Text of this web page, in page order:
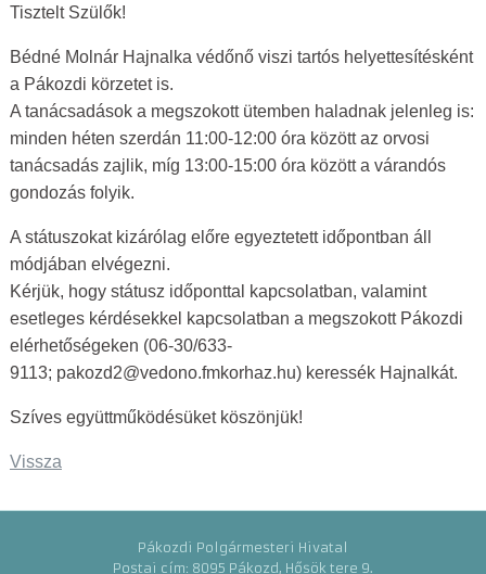
Tisztelt Szülők!
Bédné Molnár Hajnalka védőnő viszi tartós helyettesítésként
a Pákozdi körzetet is.
A tanácsadások a megszokott ütemben haladnak jelenleg is:
minden héten szerdán 11:00-12:00 óra között az orvosi
tanácsadás zajlik, míg 13:00-15:00 óra között a várandós
gondozás folyik.
A státuszokat kizárólag előre egyeztetett időpontban áll
módjában elvégezni.
Kérjük, hogy státusz időponttal kapcsolatban, valamint
esetleges kérdésekkel kapcsolatban a megszokott Pákozdi
elérhetőségeken (06-30/633-
9113; pakozd2@vedono.fmkorhaz.hu) keressék Hajnalkát.
Szíves együttműködésüket köszönjük!
Vissza
Pákozdi Polgármesteri Hivatal
Postai cím: 8095 Pákozd, Hősök tere 9.